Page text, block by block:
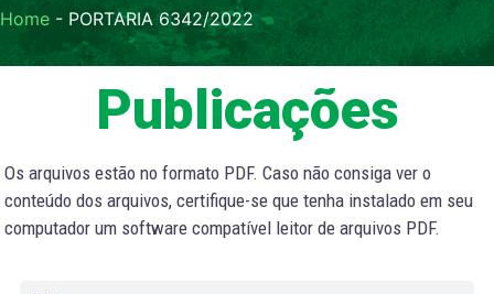
Home - PORTARIA 6342/2022
Publicações
Os arquivos estão no formato PDF. Caso não consiga ver o
conteúdo dos arquivos, certifique-se que tenha instalado em seu
computador um software compatível leitor de arquivos PDF.